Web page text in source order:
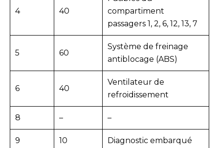
4 40
compartiment
passagers 1, 2, 6, 12, 13, 7
5 60
Système de freinage
antiblocage (ABS)
6 40
Ventilateur de
refroidissement
8 – –
9 10 Diagnostic embarqué